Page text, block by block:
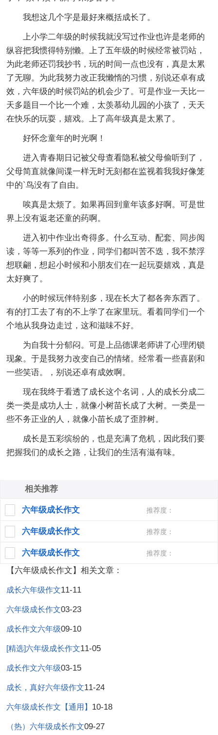
我想这几个字是最好来概括成长了。
上小学二年级的时候我就没写过作业也许是老师的
纵容把我惯得特别懒。上了五年级的时候经常被罚站，
为此老师还罚我抄书，玩的时间一点也没有，真是太累
了无聊。为此我努力改正我懒惰的习惯，别说还卓有成
效，六年级的时候罚站的机会少了。可是作业一天比一
天多题目一个比一个难，太羡慕幼儿园的小孩了，天天
在快乐的玩耍，嬉戏。上了高年级真是太累了。
好怀念童年的时光啊！
进入青春期日记被父母查看隐私被父母偷听到了，
父母简直就像间谍一样无时无刻都在监视着我我好像笼
中的`鸟没有了自由。
唉真是太烦了。如果再回到童年该多好啊。可是世
界上没有返老还童的药啊。
进入初中作业出奇得多。什么互动、配套、同步阅
读，等等一系列的作业，同学们都叫苦不迭，我不禁浮
想联翩，想起小时候和小朋友们在一起玩耍嬉戏，真是
太好爽了。
小的时候玩伴特别多，现在长大了都各奔东西了。
有的打工去了有的不上学了在家里玩。看着同学们一个
个地从我身边走过，这和滋味不好。
为自我十分郁闷。可是上品德课老师讲了心理闭锁
现象。于是我努力改变自己的情绪。经常看一些喜剧和
一些笑语。，别说还卓有成效啊。
现在我终于看透了成长这个名词，人的成长分成二
类一类是成功人士，就像小树苗长成了大树。一类是一
些不务正业的人，就像小苗长成了歪脖树。
成长是五彩缤纷的，也是充满了危机，因此我们要
把握我们的成长之路，让我们的生活有滋有味。
六年级成长作文 推荐度：
六年级成长作文 推荐度：
六年级成长作文 推荐度：
相关推荐
【六年级成长作文】相关文章：
成长六年级作文11-11
六年级成长作文03-23
成长作文六年级09-10
[精选]六年级成长作文11-05
成长作文六年级03-15
成长，真好六年级作文11-24
六年级成长作文【通用】 10-18
（热）六年级成长作文09-27